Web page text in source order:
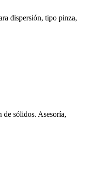
dispersión, tipo pinza,
de sólidos. Asesoría,